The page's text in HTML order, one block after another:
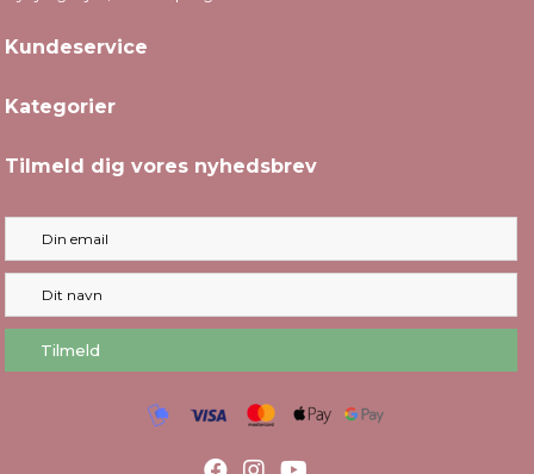
Kundeservice
Kategorier
Tilmeld dig vores nyhedsbrev